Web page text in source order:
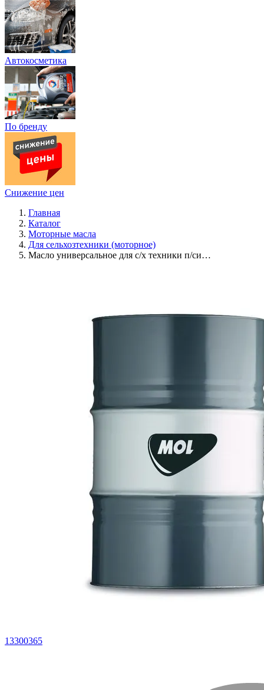
Автокосметика
По бренду
Снижение цен
Главная
Каталог
Моторные масла
Для сельхозтехники (моторное)
Масло универсальное для с/х техники п/си…
13300365